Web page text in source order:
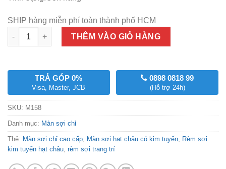
SHIP hàng miễn phí toàn thành phố HCM
Số lượng
THÊM VÀO GIỎ HÀNG
TRẢ GÓP 0%
Visa, Master, JCB
0898 0818 99
(Hỗ trợ 24h)
SKU: M158
Danh mục: Màn sợi chỉ
Thẻ: Màn sợi chỉ cao cấp, Màn sợi hạt châu có kim tuyến, Rèm sợi
kim tuyến hạt châu, rèm sợi trang trí